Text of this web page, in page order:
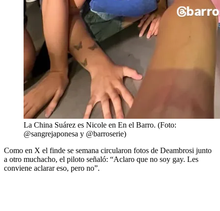
La China Suárez es Nicole en En el Barro. (Foto:
@sangrejaponesa y @barroserie)
Como en X el finde se semana circularon fotos de Deambrosi junto
a otro muchacho, el piloto señaló: “Aclaro que no soy gay. Les
conviene aclarar eso, pero no”.